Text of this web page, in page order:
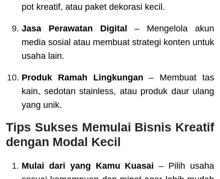
pot kreatif, atau paket dekorasi kecil.
Jasa Perawatan Digital
– Mengelola akun
media sosial atau membuat strategi konten untuk
usaha lain.
Produk Ramah Lingkungan – Membuat tas
kain, sedotan stainless, atau produk daur ulang
yang unik.
Tips Sukses Memulai Bisnis Kreatif
dengan Modal Kecil
Mulai dari yang Kamu Kuasai – Pilih usaha